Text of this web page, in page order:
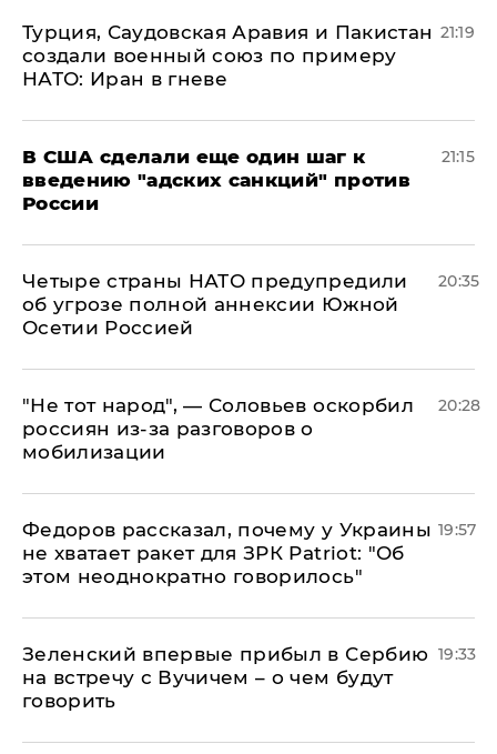
Турция, Саудовская Аравия и Пакистан
создали военный союз по примеру
НАТО: Иран в гневе
21:19
В США сделали еще один шаг к
введению "адских санкций" против
России
21:15
Четыре страны НАТО предупредили
об угрозе полной аннексии Южной
Осетии Россией
20:35
​"Не тот народ", — Соловьев оскорбил
россиян из-за разговоров о
мобилизации
20:28
Федоров рассказал, почему у Украины
не хватает ракет для ЗРК Patriot: "Об
этом неоднократно говорилось"
19:57
Зеленский впервые прибыл в Сербию
на встречу с Вучичем – о чем будут
говорить
19:33